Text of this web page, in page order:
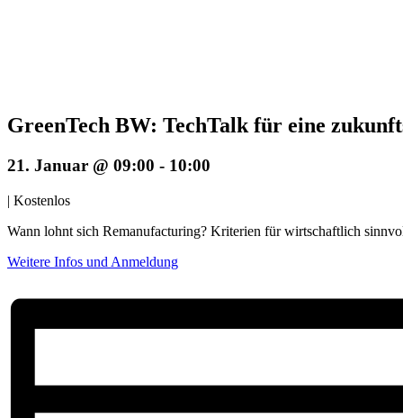
GreenTech BW: TechTalk für eine
21. Januar @ 09:00 - 10:00
| Kostenlos
Wann lohnt sich Remanufacturing? Kriterien für wirtschaftlich
Weitere Infos und Anmeldung